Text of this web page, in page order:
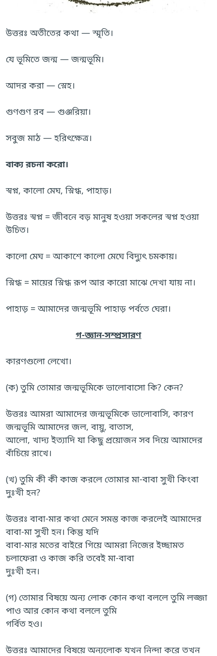
উত্তরঃ অতীতের কথা — স্মৃতি।
যে ভূমিতে জন্ম — জন্মভূমি।
আদর করা — স্নেহ।
গুণগুণ রব — গুঞ্জরিয়া।
সবুজ মাঠ — হরিৎক্ষেত্র।
বাক্য রচনা করো।
স্বপ্ন, কালো মেঘ, স্নিগ্ধ, পাহাড়।
উত্তরঃ স্বপ্ন = জীবনে বড় মানুষ হওয়া সকলের স্বপ্ন হওয়া
উচিত।
কালো মেঘ = আকাশে কালো মেঘে বিদ্যুৎ চমকায়।
স্নিগ্ধ = মায়ের স্নিগ্ধ রূপ আর কারো মাঝে দেখা যায় না।
পাহাড় = আমাদের জন্মভূমি পাহাড় পর্বতে ঘেরা।
গ-জ্ঞান-সম্প্রসারণ
কারণগুলো লেখো।
(ক) তুমি তোমার জন্মভূমিকে ভালোবাসো কি? কেন?
উত্তরঃ আমরা আমাদের জন্মভূমিকে ভালোবাসি, কারণ
জন্মভূমি আমাদের জল, বায়ু, বাতাস,
আলো, খাদ্য ইত্যাদি যা কিছু প্রয়োজন সব দিয়ে আমাদের
বাঁচিয়ে রাখে।
(খ) তুমি কী কী কাজ করলে তোমার মা-বাবা সুখী কিংবা
দুঃখী হন?
উত্তরঃ বাবা-মার কথা মেনে সমস্ত কাজ করলেই আমাদের
বাবা-মা সুখী হন। কিন্তু যদি
বাবা-মার মতের বাইরে গিয়ে আমরা নিজের ইচ্ছামত
চলাফেরা ও কাজ করি তবেই মা-বাবা
দুঃখী হন।
(গ) তোমার বিষয়ে অন্য লোক কোন কথা বললে তুমি লজ্জা
পাও আর কোন কথা বললে তুমি
গর্বিত হও।
উত্তরঃ আমাদের বিষয়ে অন্যলোক যখন নিন্দা করে তখন